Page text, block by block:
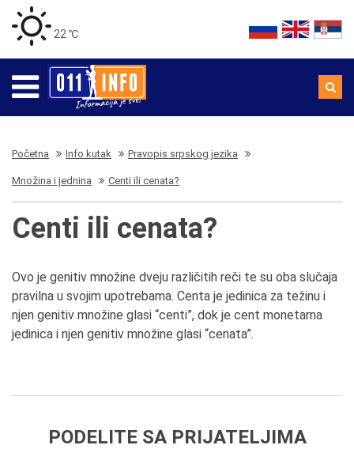
22 ℃
Početna Info kutak Pravopis srpskog jezika
Množina i jednina Centi ili cenata?
Centi ili cenata?
Ovo je genitiv množine dveju različitih reči te su oba slučaja
pravilna u svojim upotrebama. Centa je jedinica za težinu i
njen genitiv množine glasi “centi”, dok je cent monetarna
jedinica i njen genitiv množine glasi “cenata”.
PODELITE SA PRIJATELJIMA